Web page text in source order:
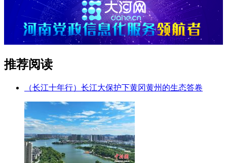
推荐阅读
（长江十年行）长江大保护下黄冈黄州的生态答卷